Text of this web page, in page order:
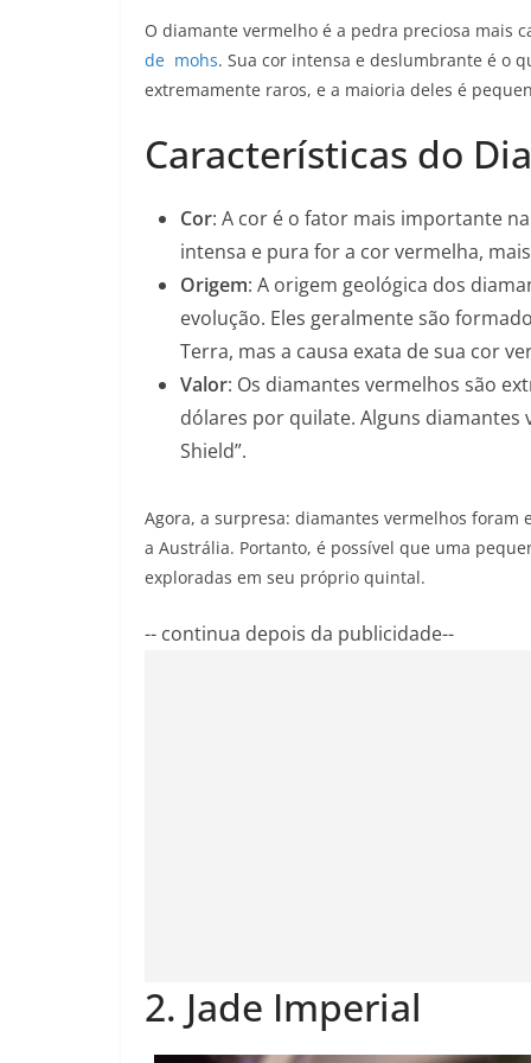
O diamante vermelho é a pedra preciosa mais
de mohs. Sua cor intensa e deslumbrante é o
extremamente raros, e a maioria deles é
Características do
Cor: A cor é o fator mais importante
intensa e pura for a cor vermelha,
Origem: A origem geológica dos
evolução. Eles geralmente são
Terra, mas a causa exata de sua cor
Valor: Os diamantes vermelhos são
dólares por quilate. Alguns diamantes
Shield”.
Agora, a surpresa: diamantes vermelhos
a Austrália. Portanto, é possível que uma
exploradas em seu próprio quintal.
-- continua depois da publicidade--
2. Jade Imperial